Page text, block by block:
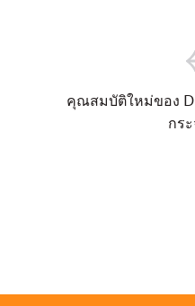
คุณสมบัติใหม่ของ
กร